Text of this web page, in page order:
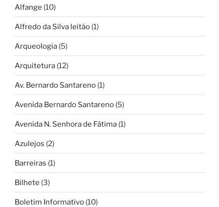
Alfange (10)
Alfredo da Silva leitão (1)
Arqueologia (5)
Arquitetura (12)
Av. Bernardo Santareno (1)
Avenida Bernardo Santareno (5)
Avenida N. Senhora de Fátima (1)
Azulejos (2)
Barreiras (1)
Bilhete (3)
Boletim Informativo (10)